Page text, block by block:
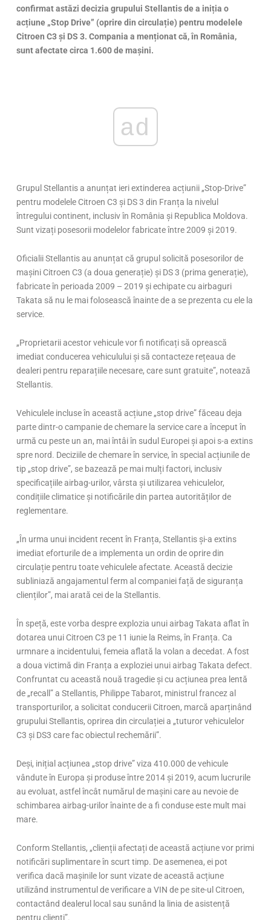
confirmat astăzi decizia grupului Stellantis de a iniția o
acțiune „Stop Drive” (oprire din circulație) pentru modelele
Citroen C3 și DS 3. Compania a menționat că, în România,
sunt afectate circa 1.600 de mașini.
ad
Grupul Stellantis a anunțat ieri extinderea acțiunii „Stop-Drive”
pentru modelele Citroen C3 și DS 3 din Franța la nivelul
întregului continent, inclusiv în România și Republica Moldova.
Sunt vizați posesorii modelelor fabricate între 2009 și 2019.
Oficialii Stellantis au anunțat că grupul solicită posesorilor de
mașini Citroen C3 (a doua generație) și DS 3 (prima generație),
fabricate în perioada 2009 – 2019 și echipate cu airbaguri
Takata să nu le mai folosească înainte de a se prezenta cu ele la
service.
„Proprietarii acestor vehicule vor fi notificați să oprească
imediat conducerea vehiculului și să contacteze rețeaua de
dealeri pentru reparațiile necesare, care sunt gratuite”, notează
Stellantis.
Vehiculele incluse în această acțiune „stop drive” făceau deja
parte dintr-o campanie de chemare la service care a început în
urmă cu peste un an, mai întâi în sudul Europei și apoi s-a extins
spre nord. Deciziile de chemare în service, în special acțiunile de
tip „stop drive”, se bazează pe mai mulți factori, inclusiv
specificațiile airbag-urilor, vârsta și utilizarea vehiculelor,
condițiile climatice și notificările din partea autorităților de
reglementare.
„În urma unui incident recent în Franța, Stellantis și-a extins
imediat eforturile de a implementa un ordin de oprire din
circulație pentru toate vehiculele afectate. Această decizie
subliniază angajamentul ferm al companiei față de siguranța
clienților”, mai arată cei de la Stellantis.
În speță, este vorba despre explozia unui airbag Takata aflat în
dotarea unui Citroen C3 pe 11 iunie la Reims, în Franța. Ca
urmnare a incidentului, femeia aflată la volan a decedat. A fost
a doua victimă din Franța a exploziei unui airbag Takata defect.
Confruntat cu această nouă tragedie și cu acțiunea prea lentă
de „recall” a Stellantis, Philippe Tabarot, ministrul francez al
transporturilor, a solicitat conducerii Citroen, marcă aparținând
grupului Stellantis, oprirea din circulației a „tuturor vehiculelor
C3 și DS3 care fac obiectul rechemării”.
Deși, inițial acțiunea „stop drive” viza 410.000 de vehicule
vândute în Europa și produse între 2014 și 2019, acum lucrurile
au evoluat, astfel încât numărul de mașini care au nevoie de
schimbarea airbag-urilor înainte de a fi conduse este mult mai
mare.
Conform Stellantis, „clienții afectați de această acțiune vor primi
notificări suplimentare în scurt timp. De asemenea, ei pot
verifica dacă mașinile lor sunt vizate de această acțiune
utilizând instrumentul de verificare a VIN de pe site-ul Citroen,
contactând dealerul local sau sunând la linia de asistență
pentru clienți”.